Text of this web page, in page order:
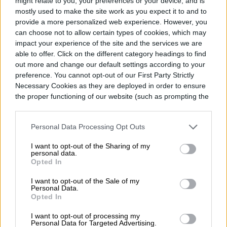
mostly used to make the site work as you expect it to and to
provide a more personalized web experience. However, you
can choose not to allow certain types of cookies, which may
impact your experience of the site and the services we are
able to offer. Click on the different category headings to find
out more and change our default settings according to your
preference. You cannot opt-out of our First Party Strictly
Necessary Cookies as they are deployed in order to ensure
the proper functioning of our website (such as prompting the
Personal Data Processing Opt Outs
I want to opt-out of the Sharing of my
personal data.
Opted In
I want to opt-out of the Sale of my
Personal Data.
Opted In
I want to opt-out of processing my
Personal Data for Targeted Advertising.
Cuando OnePlus anunció su salida de
también confirmó que todos los
dispositivos elegibles para la próxima
actualización de plataforma pasarían de
OxygenOS a ColorOS, marcando el fin de la
apariencia de Android que ayudó a definir
la marca OnePlus durante más de una
Read more